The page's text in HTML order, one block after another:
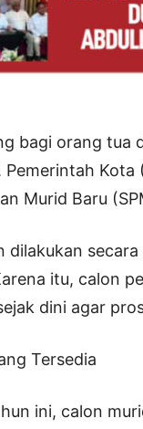
bagi orang tua
Pemerintah
Murid Baru
dilakukan
itu, calon
dini agar
Tersedia
ini, calon